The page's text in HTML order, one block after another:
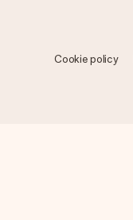
Cookie policy